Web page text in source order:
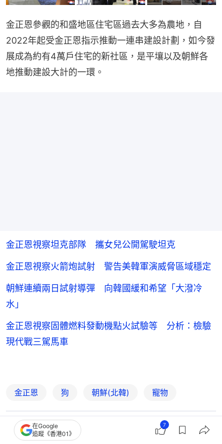
金正恩參觀的和盛地區住宅區過去大多為農地，自
2022年起受金正恩指示推動一連串建設計劃，如今發
展成為約有4萬戶住宅的新社區，是平壤以及朝鮮各
地推動建設大計的一環。
金正恩視察坦克部隊 攜女兒公開駕駛坦克
金正恩視察火箭炮試射 警告美韓軍演威脅區域穩定
朝鮮連續兩日試射導彈 向韓國緩和希望「大潑冷
水」
金正恩視察固體燃料發動機點火試驗等 分析：檢驗
現代戰三駕馬車
金正恩 狗 朝鮮(北韓) 寵物
8
在Google
追蹤《香港01》
7